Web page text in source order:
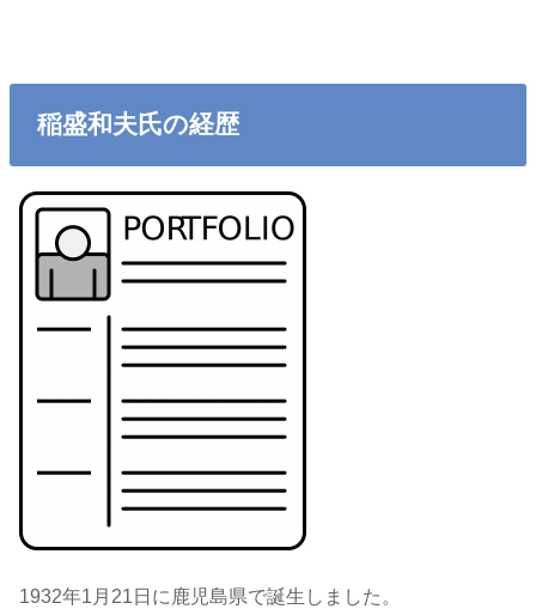
稲盛和夫氏の経歴
1932年1月21日に鹿児島県で誕生しました。